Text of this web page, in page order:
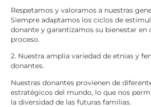
Respetamos y valoramos a nuestras
Siempre adaptamos los ciclos de
donante y garantizamos su bienestar en
proceso.
2. Nuestra amplia variedad de etnias y
donantes.
Nuestras donantes provienen de
estratégicos del mundo, lo que nos
la diversidad de las futuras familias.